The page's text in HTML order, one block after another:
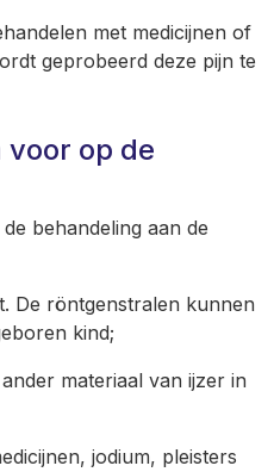
met medicijnen of
geprobeerd deze pijn te
voor op de
behandeling aan de
De röntgenstralen kunnen
kind;
materiaal van ijzer in
jodium, pleisters